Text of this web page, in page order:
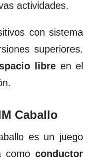
actividades.
con sistema
superiores.
libre en el
Caballo
es un juego
como conductor